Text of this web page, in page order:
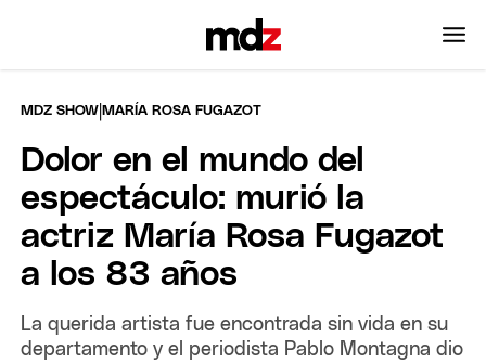
MDZ SHOW |MARÍA ROSA FUGAZOT
Dolor en el mundo del
espectáculo: murió la
actriz María Rosa Fugazot
a los 83 años
La querida artista fue encontrada sin vida en su
departamento y el periodista Pablo Montagna dio